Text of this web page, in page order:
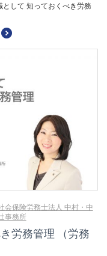
として 知っておくべき労務
会保険労務士法人 中村・中
事務所
労務管理 （労務